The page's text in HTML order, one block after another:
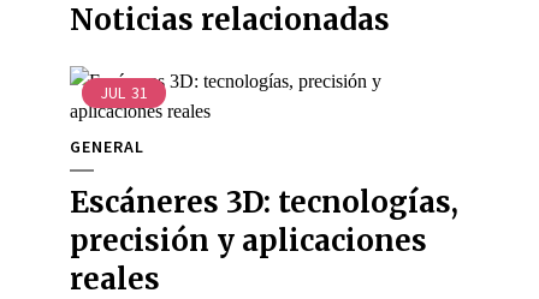
Noticias relacionadas
JUL 31
GENERAL
Escáneres 3D: tecnologías,
precisión y aplicaciones
reales